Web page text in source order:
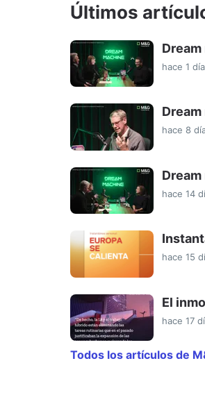
Últimos
hace 1 día
hace 8
hace 14
hace 15
El
hace 17
Todos los artículos de